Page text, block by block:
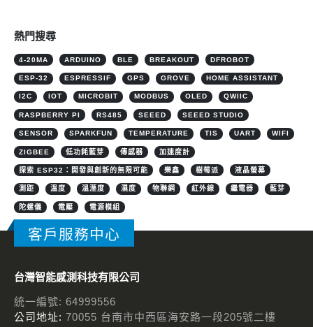
熱門搜尋
4-20MA ARDUINO BLE BREAKOUT DFROBOT
ESP-32 ESPRESSIF GPS GROVE HOME ASSISTANT
I2C IOT MICROBIT MODBUS OLED QWIIC
RASPBERRY PI RS485 SEEED SEEED STUDIO
SENSOR SPARKFUN TEMPERATURE TIS UART WIFI
ZIGBEE 低功耗藍芽 傳感器 加速度計
探索 ESP32：開發與創新的無限可能 樂鑫 樹莓派 液晶螢幕
測距 溫度 溫溼度 濕度 物聯網 紅外線 繼電器 藍芽
陀螺儀 電壓 電源模組
客戶服務中心
台灣智能感測科技有限公司
統一編號: 64999556
公司地址: 70055 台南市中西區海安路一段205號二樓